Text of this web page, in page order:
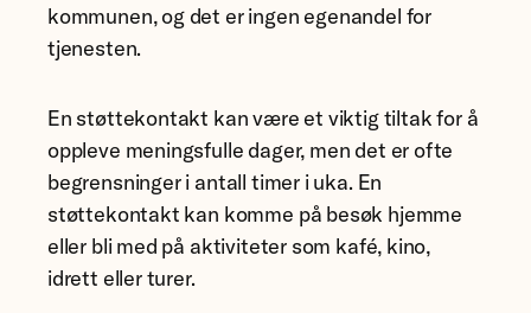
kommunen, og det er ingen egenandel for
tjenesten.
En støttekontakt kan være et viktig tiltak for å
oppleve meningsfulle dager, men det er ofte
begrensninger i antall timer i uka. En
støttekontakt kan komme på besøk hjemme
eller bli med på aktiviteter som kafé, kino,
idrett eller turer.